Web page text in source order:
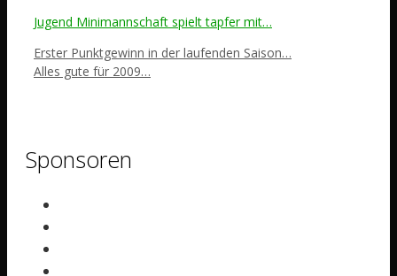
Jugend Minimannschaft spielt tapfer mit…
Erster Punktgewinn in der laufenden Saison…
Alles gute für 2009…
Sponsoren